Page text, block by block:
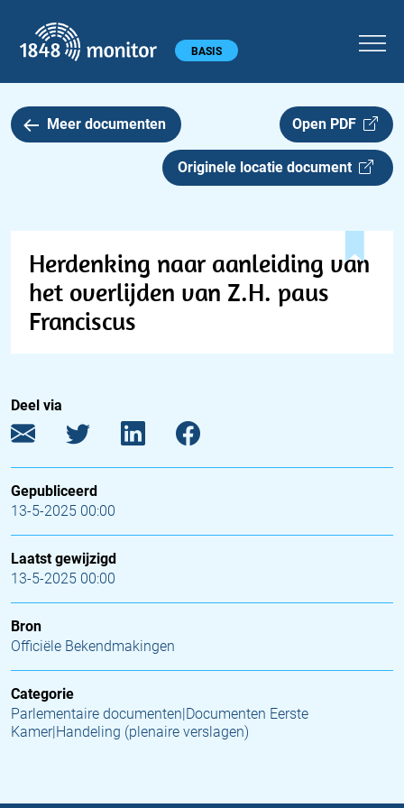
Hoofdmenu BASIS
Meer documenten Open PDF
Originele locatie document
Herdenking naar aanleiding van
het overlijden van Z.H. paus
Franciscus
Deel via
Gepubliceerd
13-5-2025 00:00
Laatst gewijzigd
13-5-2025 00:00
Bron
Officiële Bekendmakingen
Categorie
Parlementaire documenten|Documenten Eerste
Kamer|Handeling (plenaire verslagen)